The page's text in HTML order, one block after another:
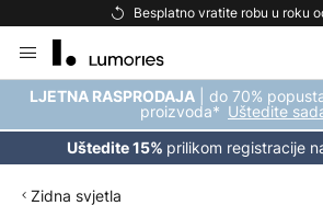
Besplatno vratite robu u roku
to
Content
LJETNA RASPRODAJA | do 70%
proizvoda* Uštedite
Uštedite 15% prilikom registracije
Zidna svjetla